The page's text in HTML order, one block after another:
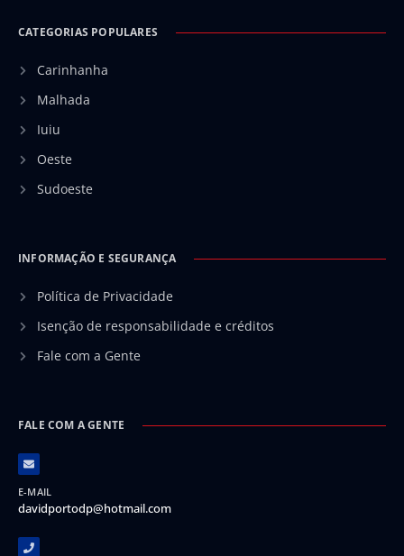
CATEGORIAS POPULARES
Carinhanha
Malhada
Iuiu
Oeste
Sudoeste
INFORMAÇÃO E SEGURANÇA
Política de Privacidade
Isenção de responsabilidade e créditos
Fale com a Gente
FALE COM A GENTE
E-MAIL
davidportodp@hotmail.com